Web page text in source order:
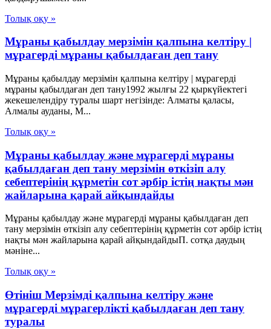
Толық оқу »
Мұраны қабылдау мерзімін қалпына келтіру |
мұрагерді мұраны қабылдаған деп тану
Мұраны қабылдау мерзімін қалпына келтіру | мұрагерді
мұраны қабылдаған деп тану1992 жылғы 22 қыркүйектегі
жекешелендіру туралы шарт негізінде: Алматы қаласы,
Алмалы ауданы, М...
Толық оқу »
Мұраны қабылдау және мұрагерді мұраны
қабылдаған деп тану мерзімін өткізіп алу
себептерінің құрметін сот әрбір істің нақты мән
жайларына қарай айқындайды
Мұраны қабылдау және мұрагерді мұраны қабылдаған деп
тану мерзімін өткізіп алу себептерінің құрметін сот әрбір істің
нақты мән жайларына қарай айқындайдыП. сотқа даудың
мәніне...
Толық оқу »
Өтініш Мерзімді қалпына келтіру және
мұрагерді мұрагерлікті қабылдаған деп тану
туралы